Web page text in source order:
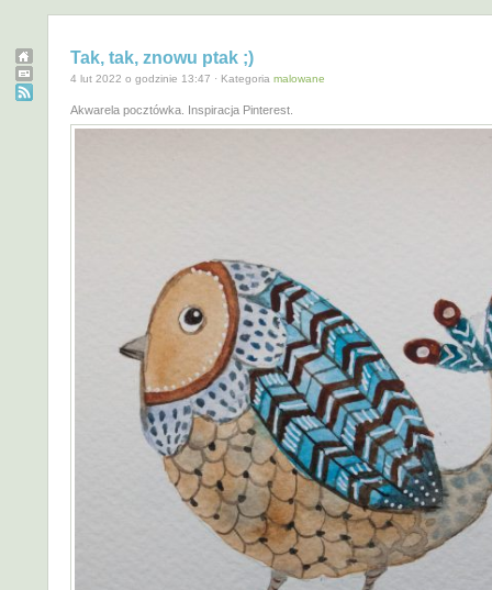
Tak, tak, znowu ptak ;)
4 lut 2022 o godzinie 13:47 · Kategoria malowane
Akwarela pocztówka. Inspiracja Pinterest.